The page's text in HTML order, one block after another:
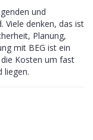
und
Viele denken, das ist
Planung,
mit BEG ist ein
die Kosten um fast
liegen.